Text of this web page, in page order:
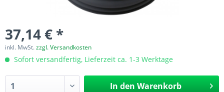
37,14 € *
inkl. MwSt.zzgl. Versandkosten
Sofort versandfertig, Lieferzeit ca. 1-3 Werktage
In den Warenkorb